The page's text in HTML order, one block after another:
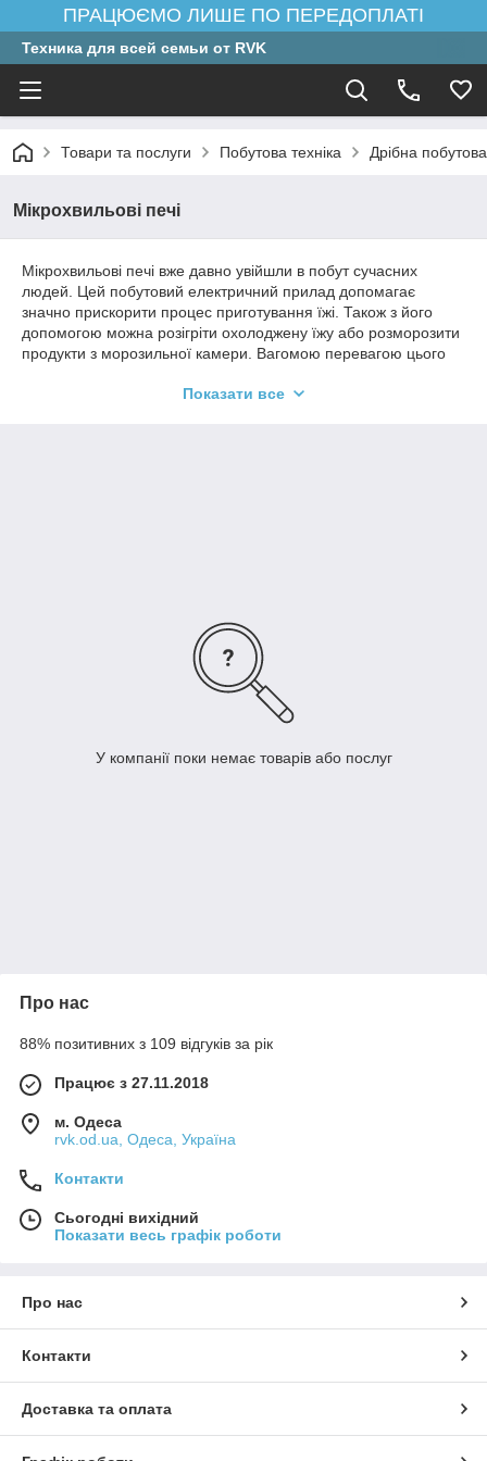
ПРАЦЮЄМО ЛИШЕ ПО ПЕРЕДОПЛАТІ
Техника для всей семьи от RVK
Товари та послуги Побутова техніка Дрібна
Мікрохвильові печі
Мікрохвильові печі вже давно увійшли в побут сучасних
людей. Цей побутовий електричний прилад допомагає
значно прискорити процес приготування їжі. Також з його
допомогою можна розігріти охолоджену їжу або розморозити
продукти з морозильної камери. Вагомою перевагою цього
її поверхні. Таким чином можна досягти всецелого
Показати все
У компанії поки немає товарів або послуг
Про нас
88% позитивних з 109 відгуків за рік
Працює з 27.11.2018
м. Одеса
rvk.od.ua, Одеса, Україна
Контакти
Сьогодні вихідний
Показати весь графік роботи
Про нас
Контакти
Доставка та оплата